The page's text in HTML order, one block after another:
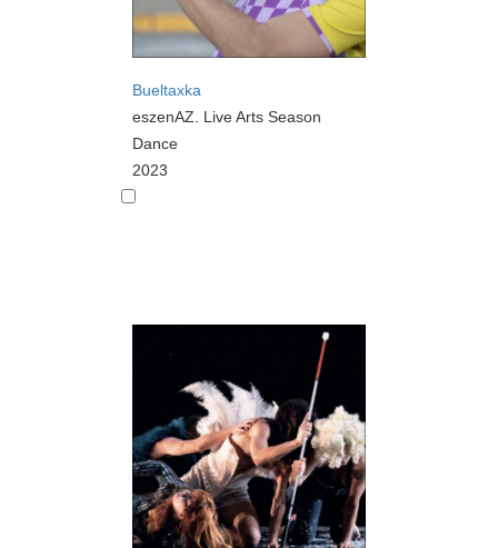
Bueltaxka
eszenAZ. Live Arts Season
Dance
2023